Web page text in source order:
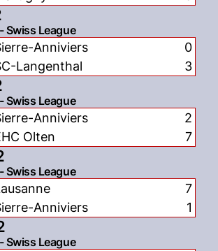
Swiss League
Anniviers
Langenthal
0
3
Swiss League
Anniviers
Olten
2
7
Swiss League
Anniviers
7
1
Swiss League